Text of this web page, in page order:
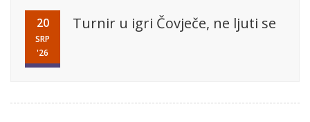
20
SRP
'26
Turnir u igri Čovječe, ne ljuti se